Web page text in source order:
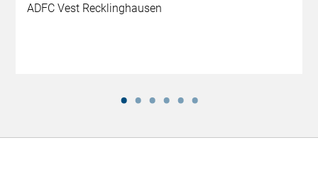
ADFC Vest Recklinghausen